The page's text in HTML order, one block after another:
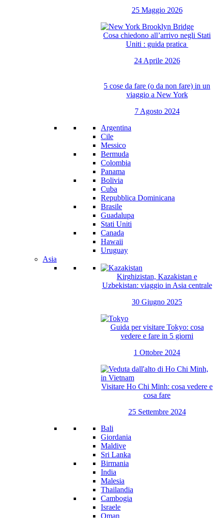
25 Maggio 2026
Cosa chiedono all’arrivo negli Stati
Uniti : guida pratica
24 Aprile 2026
5 cose da fare (o da non fare) in un
viaggio a New York
7 Agosto 2024
Argentina
Cile
Messico
Bermuda
Colombia
Panama
Bolivia
Cuba
Repubblica Dominicana
Brasile
Guadalupa
Stati Uniti
Canada
Hawaii
Uruguay
Asia
Kirghizistan, Kazakistan e
Uzbekistan: viaggio in Asia centrale
30 Giugno 2025
Guida per visitare Tokyo: cosa
vedere e fare in 5 giorni
1 Ottobre 2024
Visitare Ho Chi Minh: cosa vedere e
cosa fare
25 Settembre 2024
Bali
Giordania
Maldive
Sri Lanka
Birmania
India
Malesia
Thailandia
Cambogia
Israele
Oman